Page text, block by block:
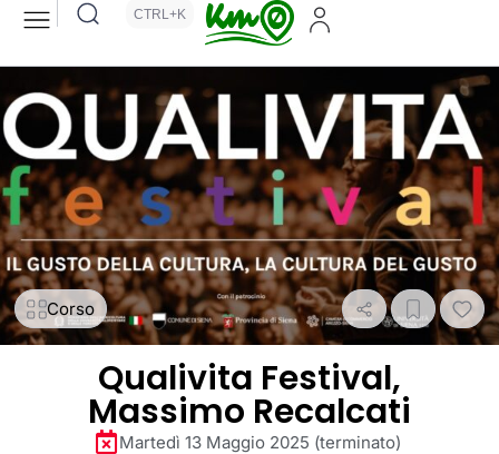
CTRL+K
Corso
Qualivita Festival,
Massimo Recalcati
Martedì 13 Maggio 2025 (terminato)